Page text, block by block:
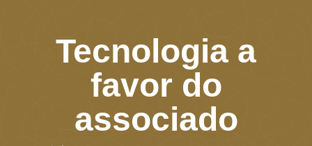
Tecnologia a
favor do
associado